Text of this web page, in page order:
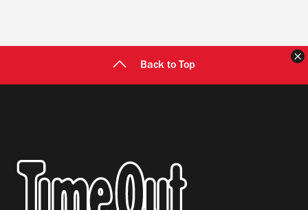
Back to Top